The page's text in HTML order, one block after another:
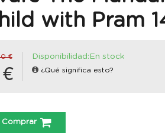
with Pram
€ Disponibilidad:En stock
¿Qué significa esto?
Comprar